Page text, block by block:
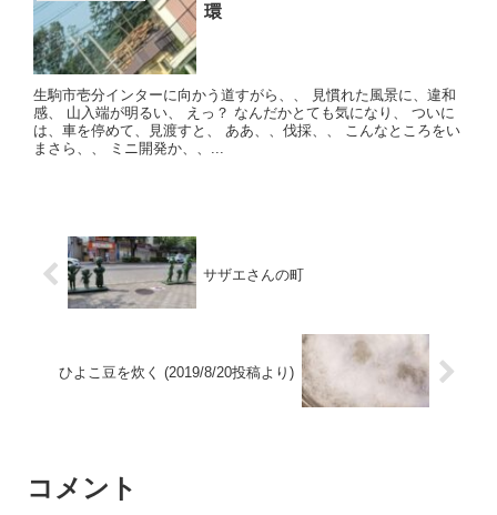
環
生駒市壱分インターに向かう道すがら、、 見慣れた風景に、違和
感、 山入端が明るい、 えっ？ なんだかとても気になり、 ついに
は、車を停めて、見渡すと、 ああ、、伐採、、 こんなところをい
まさら、、 ミニ開発か、、...
サザエさんの町
ひよこ豆を炊く (2019/8/20投稿より)
コメント